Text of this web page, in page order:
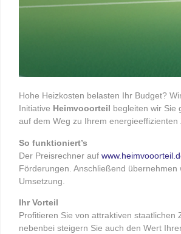
Hohe Heizkosten belasten Ihr Budget?
Initiative Heimvooorteil begleiten wir Sie
auf dem Weg zu Ihrem energieeffizienten
So funktioniert’s
Der Preisrechner auf
Förderungen. Anschließend
Umsetzung.
Ihr Vorteil
Profitieren Sie von attraktiven
nebenbei steigern Sie auch den Wert